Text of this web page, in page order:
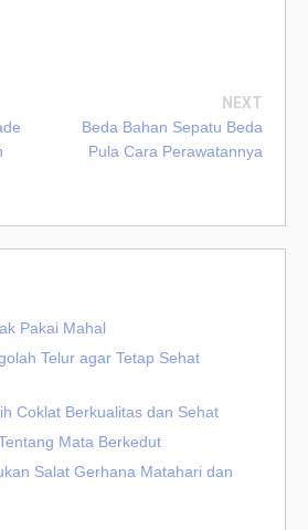
NEXT
Beda Bahan Sepatu Beda
Pula Cara Perawatannya
Pakai Mahal
Telur agar Tetap Sehat
Coklat Berkualitas dan Sehat
Mata Berkedut
Salat Gerhana Matahari dan